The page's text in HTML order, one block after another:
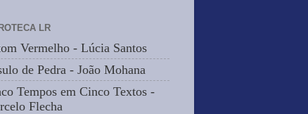
LR
Vermelho - Lúcia Santos
de Pedra - João Mohana
Tempos em Cinco Textos -
Flecha